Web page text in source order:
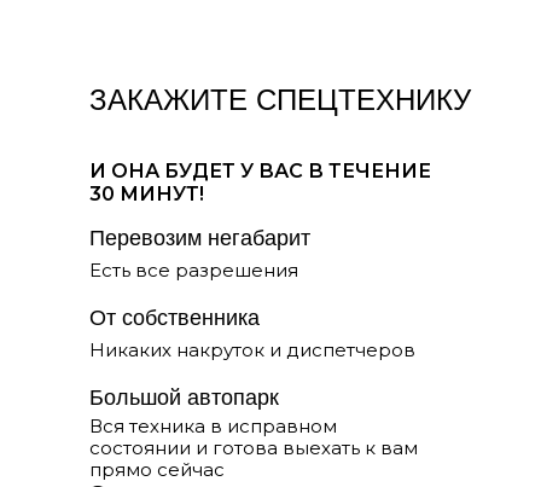
ЗАКАЖИТЕ СПЕЦТЕХНИКУ
И ОНА БУДЕТ У ВАС В ТЕЧЕНИЕ
30 МИНУТ!
Перевозим негабарит
Есть все разрешения
От собственника
Никаких накруток и диспетчеров
Большой автопарк
Вся техника в исправном
состоянии и готова выехать к вам
прямо сейчас
Телефон:+7 (383) 380-95-55
Перевозка грузов
Планировка участка
Вывоз и погрузка грунта